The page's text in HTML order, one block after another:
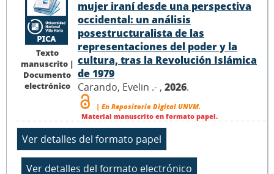
Texto
manuscrito |
Documento
electrónico
mujer iraní desde una perspectiva
occidental: un análisis
posestructuralista de las
representaciones del poder y la
cultura, tras la Revolución Islámica
de 1979
Carando, Evelin .- , 2026.
| En Repositorio Digital UNVM.
Material manuscrito en formato papel.